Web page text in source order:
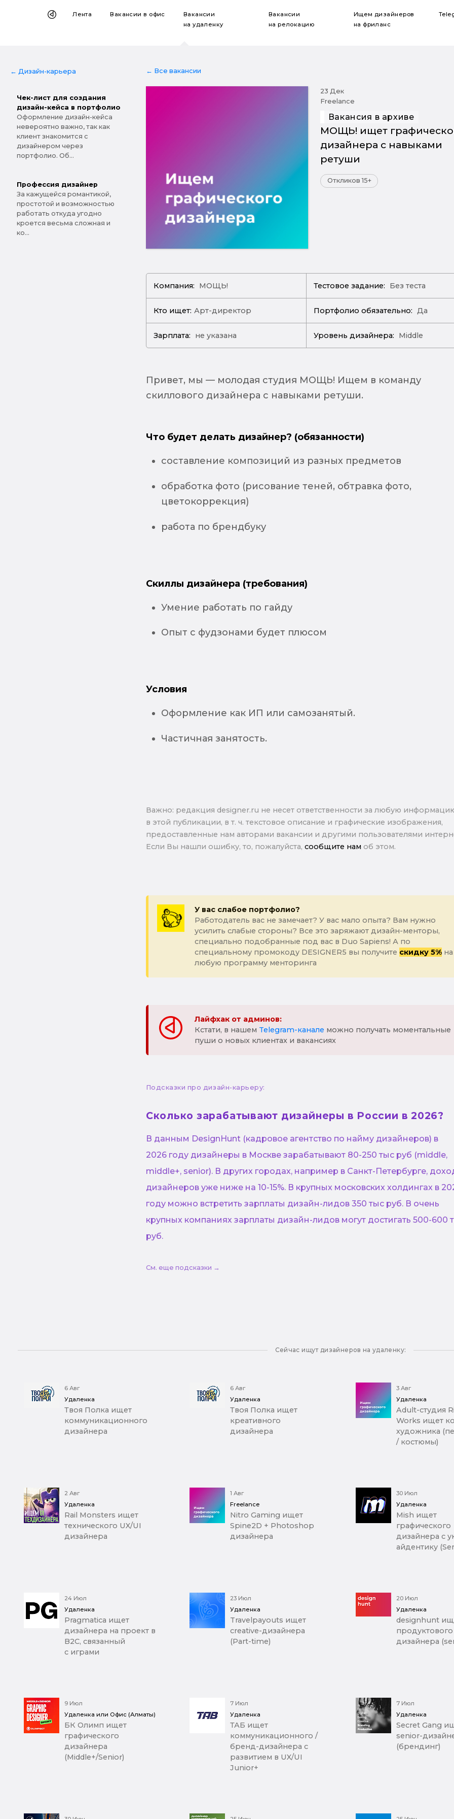
Лента Вакансиив офис
Вакансии
на удаленку
Вакансии
на релокацию
Ищем дизайнеров
на фриланс
← Дизайн-карьера
Чек-лист для создания
дизайн-кейса в портфолио
Оформление дизайн-кейса
невероятно важно, так как
клиент знакомится с
дизайнером через
портфолио. Об...
Профессия дизайнер
За кажущейся романтикой,
простотой и возможностью
работать откуда угодно
кроется весьма сложная и
ко...
← Все вакансии
23 Дек
Freelance
Вакансия в архиве
МОЩЬ! ищет
дизайнера c навыками
ретуши
Откликов 15+
Компания: МОЩЬ! Тестовое задание: Без теста
Кто ищет: Арт-директор Портфолио обязательно: Да
Зарплата: не указана Уровень дизайнера: Middle
Привет, мы — молодая студия МОЩЬ! Ищем в команду
скиллового дизайнера с навыками ретуши.
Что будет делать дизайнер? (обязанности)
составление композиций из разных предметов
обработка фото (рисование теней, обтравка фото,
цветокоррекция)
работа по брендбуку
Скиллы дизайнера (требования)
Умение работать по гайду
Опыт с фудзонами будет плюсом
Условия
Оформление как ИП или самозанятый.
Частичная занятость.
Важно: pедакция designer.ru не несет ответственности за любую
в этой публикации, в т. ч. текстовое описание и графические изображения,
предоставленные нам авторами вакансии и другими пользователями
Если Вы нашли ошибку, то, пожалуйста, сообщите нам об этом.
У вас слабое портфолио?
Работодатель вас не замечает? У вас мало опыта? Вам нужно
усилить слабые стороны? Все это заряжают дизайн-менторы,
специально подобранные под вас в Duo Sapiens! А по
специальному промокоду DESIGNER5 вы получите скидку 5%на
любую программу менторинга
Лайфхак от админов:
Кстати, в нашем Telegram-канале можно получать моментальные
пуши о новых клиентах и вакансиях
Подсказки про дизайн-карьеру:
Сколько зарабатывают дизайнеры в России в 2026?
В данным DesignHunt (кадровое агентство по найму дизайнеров) в
2026 году дизайнеры в Москве зарабатывают 80-250 тыс руб (middle,
middle+, senior). В других городах, например в Санкт-Петербурге,
дизайнеров уже ниже на 10-15%. В крупных московских холдингах в
году можно встретить зарплаты дизайн-лидов 350 тыс руб. В очень
крупных компаниях зарплаты дизайн-лидов могут достигать 500-600
руб.
См. еще подсказки →
Сейчас ищут дизайнеров на удаленку:
6 Авг
Удаленка
Твоя Полка ищет
коммуникационного
дизайнера
6 Авг
Удаленка
Твоя Полка ищет
креативного
дизайнера
3 Авг
Удаленка
Adult-студия
Works ищет
художника
/ костюмы)
2 Авг
Удаленка
Rail Monsters ищет
технического UX/UI
дизайнера
1 Авг
Freelance
Nitro Gaming ищет
Spine2D + Photoshop
дизайнера
30 Июл
Удаленка
Mish ищет
графического
дизайнера с
айдентику
24 Июл
Удаленка
Pragmatica ищет
дизайнера на проект в
B2C, связанный
с играми
23 Июл
Удаленка
Travelpayouts ищет
creative-дизайнера
(Part-time)
20 Июл
Удаленка
designhunt
продуктового
дизайнера
9 Июл
Удаленка или Офис (Алматы)
БК Олимп ищет
графического
дизайнера
(Middle+/Senior)
7 Июл
Удаленка
ТАБ ищет
коммуникационного /
бренд-дизайнера с
развитием в UX/UI
Junior+
7 Июл
Удаленка
Secret Gang
senior-
(брендинг)